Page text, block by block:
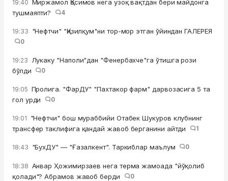
19:40 Миржамол Қосимов нега узоқ вақтдан бери майдонга
тушмаяпти?
4
19:33 "Нефтчи" "Қизилқум"ни тор-мор этган ўйиндан ГАЛЕРЕЯ
0
19:23
Лукаку "Наполи"дан "Фенербахче"га ўтишга рози
бўлди
0
19:05 Пролига. "ФарДУ" "Пахтакор фарм" дарвозасига 5 та
гол урди
0
19:01 "Нефтчи" бош мураббийи Отабек Шукуров клубнинг
трансфер таклифига қандай жавоб берганини айтди
1
18:43 "БухДУ" — "Ғазалкент". Таркиблар маълум 0
18:38 Анвар Ҳожимирзаев нега терма жамоада "йўқолиб
қолади"? Абрамов жавоб берди
0